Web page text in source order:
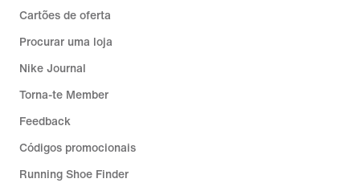
Cartões de oferta
Procurar uma loja
Nike Journal
Torna-te Member
Feedback
Códigos promocionais
Running Shoe Finder